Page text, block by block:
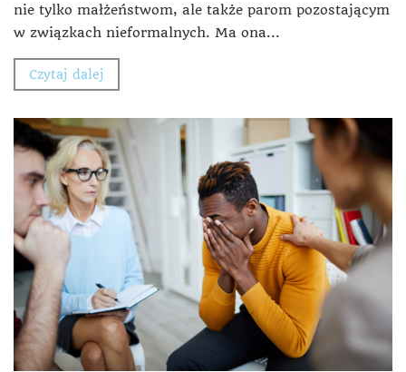
nie tylko małżeństwom, ale także parom pozostającym
w związkach nieformalnych. Ma ona...
Czytaj dalej